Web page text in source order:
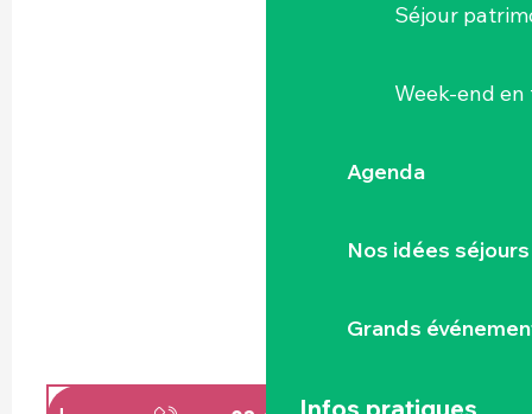
Séjour
Week-end
Agenda
Nos idées séjours
Grands